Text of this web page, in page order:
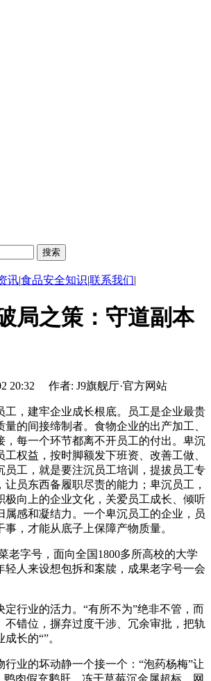
讯|食品安全知识|联系我们|
局之策：守道副本
20:32 作者: J9旗舰厅·官方网站
，建牢企业成长根底。员工是企业最贵
的间接缔制者。食物企业的出产加工、
，每一个环节都离不开员工的付出。卑沉
工权益，按时脚额发下班资、改善工做、
员工，就是要注沉员工培训，提拔员工专
让员东西备履职尽责的能力；卑沉员工，
极向上的企业文化，关爱员工成长、倾听
属感和凝结力。一个卑沉员工的企业，员
，才能从底子上保障产物质量。
字号，面向全国1800多所高校的大学
轻人来设想包拆和案牍，成果老字号一会
行业的活力。“有所不为”绝非不管，而
不错位，摒弃过度干涉、冗余审批，把轨
长的“”。
业的坏动静一个接一个：“泡药杨梅”让
鸭肉假充鹅肝、冻干草莓沉金属超标、网